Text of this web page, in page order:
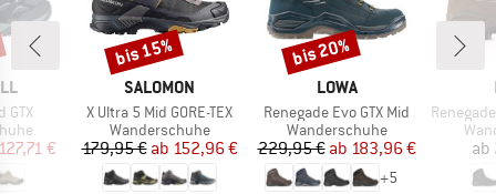
GTX
Preis
€
MARKE
SALOMON
Artikel
X Ultra 5 Mid GORE-TEX
Produktgruppe
Wanderschuhe
Preis
179,95 € reduzierter Preis
ab 152,96 €
Rabatt
bis 15%
MARKE
LOWA
Artikel
Renegade Evo GTX Mid
Produktgruppe
Wanderschuhe
Preis
229,95 € reduzierter Preis
ab 183,96 €
+5
Rabatt
bis 20%
Artikel
Renegade
ab